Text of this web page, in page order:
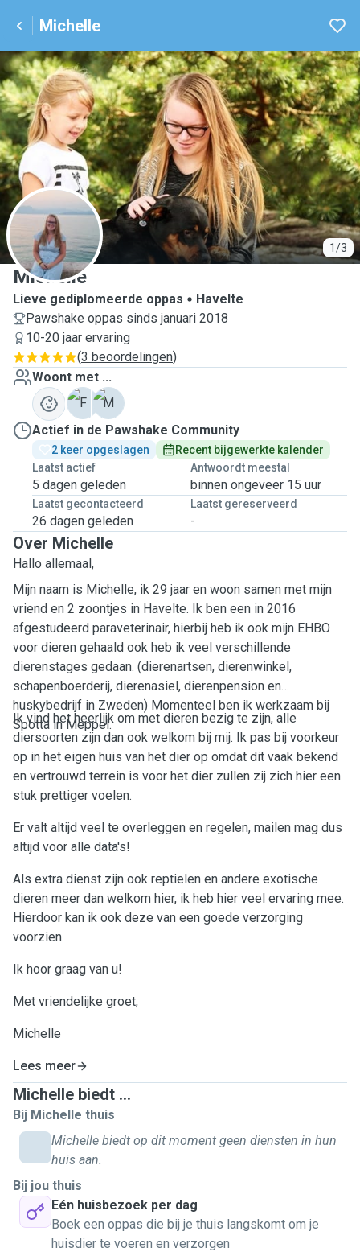
Michelle
1/3
M
Michelle
Lieve gediplomeerde oppas
Havelte
Pawshake oppas sinds januari 2018
10-20 jaar ervaring
(3 beoordelingen)
Woont met ...
F
M
Actief in de Pawshake Community
2 keer opgeslagen
Recent bijgewerkte kalender
Laatst actief
5 dagen geleden
Antwoordt meestal
binnen ongeveer 15 uur
Laatst gecontacteerd
26 dagen geleden
Laatst gereserveerd
-
Over Michelle
Hallo allemaal,
Mijn naam is Michelle, ik 29 jaar en woon samen met mijn
vriend en 2 zoontjes in Havelte. Ik ben een in 2016
afgestudeerd paraveterinair, hierbij heb ik ook mijn EHBO
voor dieren gehaald ook heb ik veel verschillende
dierenstages gedaan. (dierenartsen, dierenwinkel,
schapenboerderij, dierenasiel, dierenpension en
huskybedrijf in Zweden) Momenteel ben ik werkzaam bij
Spotta in Meppel.
Ik vind het heerlijk om met dieren bezig te zijn, alle
diersoorten zijn dan ook welkom bij mij. Ik pas bij voorkeur
op in het eigen huis van het dier op omdat dit vaak bekend
en vertrouwd terrein is voor het dier zullen zij zich hier een
stuk prettiger voelen.
Er valt altijd veel te overleggen en regelen, mailen mag dus
altijd voor alle data's!
Als extra dienst zijn ook reptielen en andere exotische
dieren meer dan welkom hier, ik heb hier veel ervaring mee.
Hierdoor kan ik ook deze van een goede verzorging
voorzien.
Ik hoor graag van u!
Met vriendelijke groet,
Michelle
Lees meer
Michelle biedt ...
Bij Michelle thuis
Michelle biedt op dit moment geen diensten in hun
huis aan.
Bij jou thuis
Eén huisbezoek per dag
Boek een oppas die bij je thuis langskomt om je
huisdier te voeren en verzorgen